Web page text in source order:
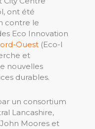
ont été
contre le
Eco Innovation
Ouest (Eco-I
et
nouvelles
durables.
un consortium
Lancashire,
Moores et